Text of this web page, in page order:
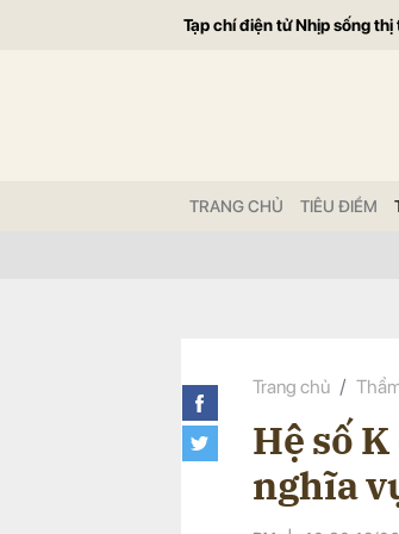
Tạp chí điện tử Nhịp sống thị
TRANG CHỦ TIÊU ĐIỂM
Trang chủ
Hệ số
nghĩa